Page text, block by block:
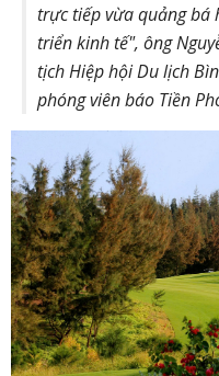
trực tiếp vừa quảng bá
triển kinh tế", ông
tịch Hiệp hội Du lịch
phóng viên báo Tiền